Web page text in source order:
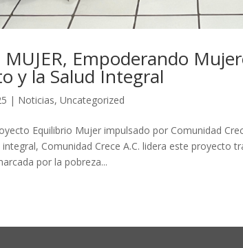
MUJER, Empoderando
y la Salud Integral
| Noticias,Uncategorized
Equilibrio Mujer impulsado por Comunidad
Comunidad Crece A.C. lidera este proyecto
por la pobreza...